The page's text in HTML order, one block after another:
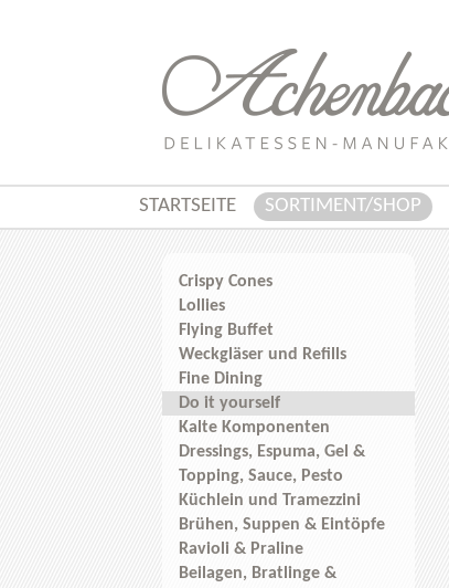
STARTSEITE SORTIMENT/SHOP
Crispy Cones
Lollies
Flying Buffet
Weckgläser und Refills
Fine Dining
Do it yourself
Kalte Komponenten
Dressings, Espuma, Gel &
Topping, Sauce, Pesto
Küchlein und Tramezzini
Brühen, Suppen & Eintöpfe
Ravioli & Praline
Beilagen, Bratlinge &